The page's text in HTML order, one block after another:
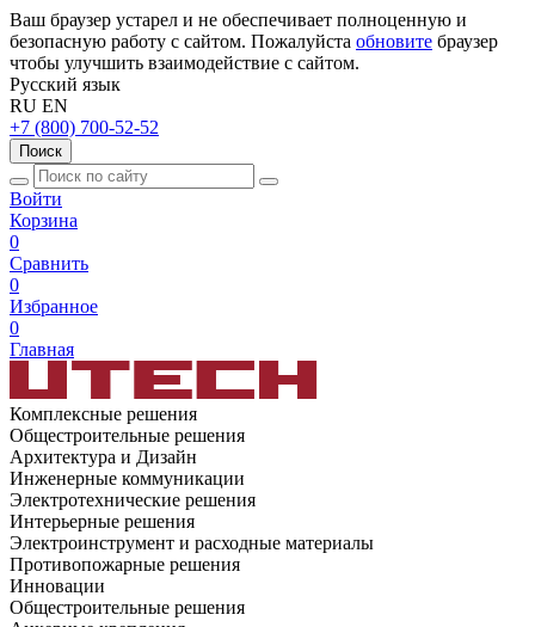
Ваш браузер устарел и не обеспечивает полноценную и
безопасную работу с сайтом. Пожалуйста обновите браузер
чтобы улучшить взаимодействие с сайтом.
Русский язык
RU EN
+7 (800) 700-52-52
Поиск
Войти
Корзина
0
Сравнить
0
Избранное
0
Главная
Комплексные решения
Общестроительные решения
Архитектура и Дизайн
Инженерные коммуникации
Электротехнические решения
Интерьерные решения
Электроинструмент и расходные материалы
Противопожарные решения
Инновации
Общестроительные решения